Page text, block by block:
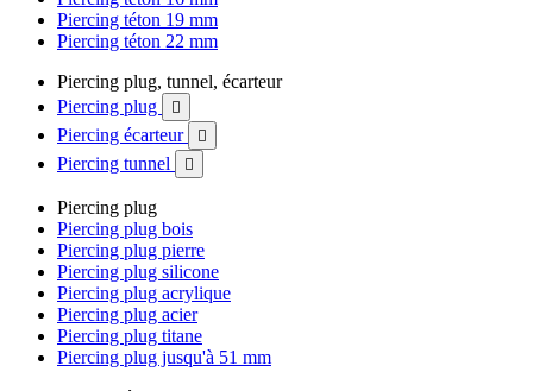
Piercing téton 19 mm
Piercing téton 22 mm
Piercing plug, tunnel, écarteur
Piercing plug

Piercing écarteur 
Piercing tunnel 
Piercing plug
Piercing plug bois
Piercing plug pierre
Piercing plug silicone
Piercing plug acrylique
Piercing plug acier
Piercing plug titane
Piercing plug jusqu'à 51 mm